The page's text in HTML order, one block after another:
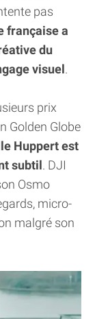
pas
française a
du
visuel.
prix
Golden Globe
Huppert est
subtil. DJI
Osmo
micro-
malgré son